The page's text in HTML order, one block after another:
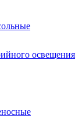
освещения